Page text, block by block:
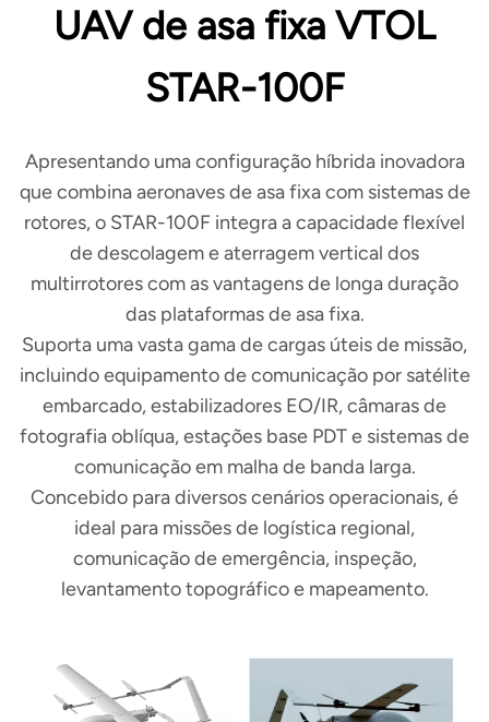
UAV de asa fixa VTOL
STAR-100F
Apresentando uma configuração híbrida inovadora
que combina aeronaves de asa fixa com sistemas de
rotores, o STAR-100F integra a capacidade flexível
de descolagem e aterragem vertical dos
multirrotores com as vantagens de longa duração
das plataformas de asa fixa.
Suporta uma vasta gama de cargas úteis de missão,
incluindo equipamento de comunicação por satélite
embarcado, estabilizadores EO/IR, câmaras de
fotografia oblíqua, estações base PDT e sistemas de
comunicação em malha de banda larga.
Concebido para diversos cenários operacionais, é
ideal para missões de logística regional,
comunicação de emergência, inspeção,
levantamento topográfico e mapeamento.